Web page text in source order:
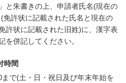
と朱書きの上、申請者氏名(現在の
免許状に記載された氏名と現在の
許状に記載された旧姓)に、漢字表
を併記してください。
時間
で(土・日・祝日及び年末年始を